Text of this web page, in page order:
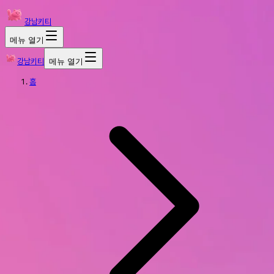
강남키티
메뉴 열기
강남키티 메뉴 열기
홈